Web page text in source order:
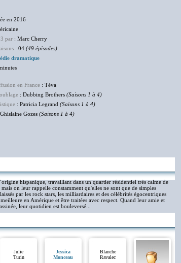
en 2016
par : Marc Cherry
: 04 (49 épisodes)
dramatique
en France : Téva
: Dubbing Brothers (Saisons 1 à 4)
: Patricia Legrand (Saisons 1 à 4)
Gozes (Saisons 1 à 4)
hispanique, travaillant dans un quartier résidentiel très calme de
on leur rappelle constamment qu'elles ne sont que de simples
par les rock stars, les milliardaires et des célébrités égocentriques
en Amérique et être traitées avec respect. Quand leur amie et
leur quotidien est bouleversé...
Julie
Turin
Jessica
Monceau
Blanche
Ravalec